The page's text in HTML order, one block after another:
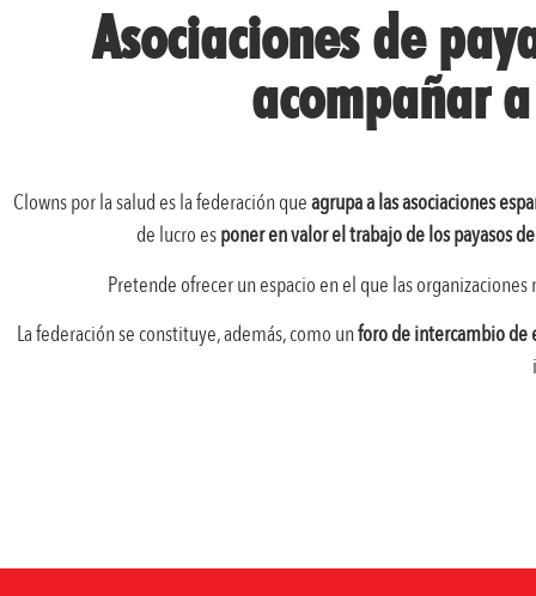
Asociaciones de
acompañar
Clowns por la salud es la federación queagrupa a las asociaciones
de lucro esponer en valor el trabajo de los payasos
Pretende ofrecer un espacio en el que las
La federación se constituye, además, como unforo de intercambio de